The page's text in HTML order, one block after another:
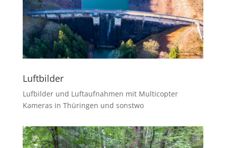
Luftbilder
Lufbilder und Luftaufnahmen mit Multicopter
Kameras in Thüringen und sonstwo